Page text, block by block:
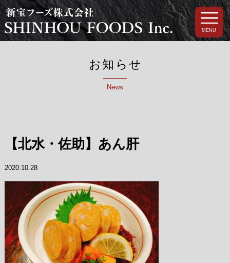
MENU
お知らせ
News
【北水・佐助】あん肝
2020.10.28